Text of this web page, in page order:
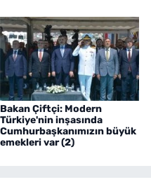
Bakan Çiftçi: Modern
Türkiye'nin inşasında
Cumhurbaşkanımızın büyük
emekleri var (2)